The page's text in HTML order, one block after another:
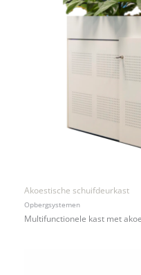
Akoestische schuifdeurkast
Opbergsystemen
Multifunctionele kast met